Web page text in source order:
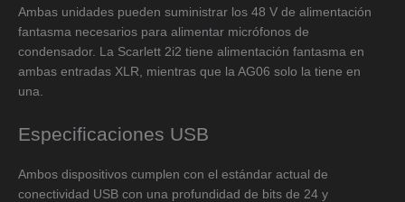
Ambas unidades pueden suministrar los 48 V de alimentación
fantasma necesarios para alimentar micrófonos de
condensador. La Scarlett 2i2 tiene alimentación fantasma en
ambas entradas XLR, mientras que la AG06 solo la tiene en
una.
Especificaciones USB
Ambos dispositivos cumplen con el estándar actual de
conectividad USB con una profundidad de bits de 24 y